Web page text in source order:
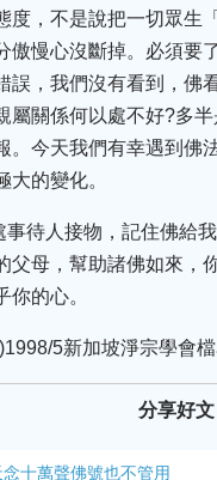
度，不是說把一切眾生
傲慢心沒斷掉。必須
誤，我們沒有看到，
屬關係何以處不好?多
。今天我們有幸遇到
的變化。
事待人接物，記住佛給
父母，幫助諸佛如來，
的心。
5新加坡淨宗學會
分享好
十萬聲佛號也不管用